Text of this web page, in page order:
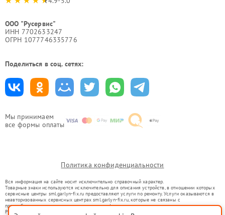
Мы принимаем
все формы оплаты
ООО "Русервис"
ИНН 7702633247
ОГРН 1077746335776
Поделиться в соц. сетях:
Политика конфиденциальности
Вся информация на сайте носит исключительно справочный характер.
Товарные знаки используются исключительно для описания устройств, в отношении которых
сервисные центры sml.garlyn-fix.ru предоставляют услуги по ремонту. Услуги оказываются в
неавторизованных сервисных центрах sml.garlyn-fix.ru, которые не связаны с
правообладателями товарных знаков или их официальными представителями.
Ремонт осуществляется для устройств, уже введенных в гражданский оборот в соответствии